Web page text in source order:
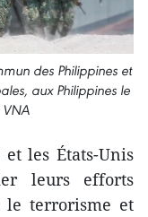
des Philippines et
aux Philippines le
les États-Unis
leurs efforts
le terrorisme et